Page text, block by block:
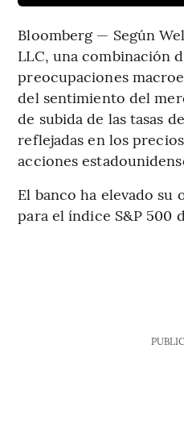
Bloomberg — Según
LLC, una combinación
preocupaciones
del sentimiento del
de subida de las tasas
reflejadas en los
acciones
El banco ha elevado su
para el índice S&P 500